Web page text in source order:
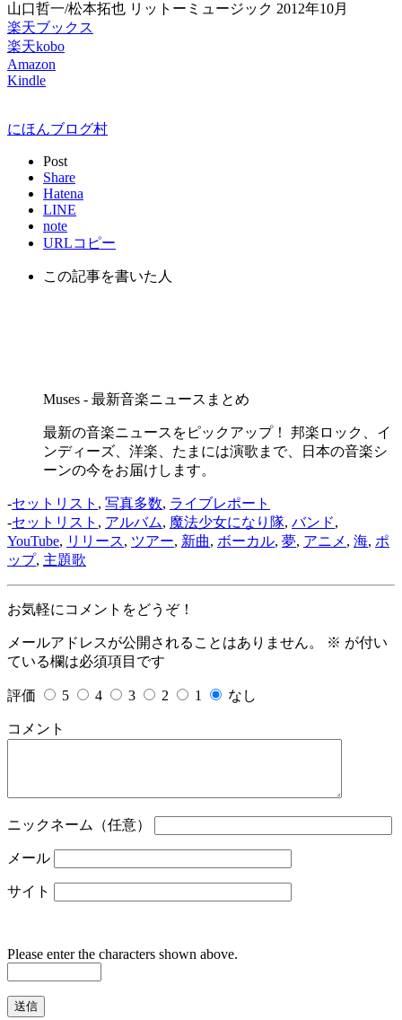
山口哲一/松本拓也 リットーミュージック 2012年10月
楽天ブックス
楽天kobo
Amazon
Kindle
にほんブログ村
Post
Share
Hatena
LINE
note
URLコピー
この記事を書いた人
Muses - 最新音楽ニュースまとめ
最新の音楽ニュースをピックアップ！ 邦楽ロック、イ
ンディーズ、洋楽、たまには演歌まで、日本の音楽シ
ーンの今をお届けします。
-セットリスト , 写真多数, ライブレポート
-セットリスト , アルバム, 魔法少女になり隊, バンド,
YouTube, リリース, ツアー, 新曲, ボーカル, 夢, アニメ , 海, ポ
ップ, 主題歌
お気軽にコメントをどうぞ！
メールアドレスが公開されることはありません。 ※ が付い
ている欄は必須項目です
評価 5 4 3 2 1 なし
コメント
ニックネーム（任意）
メール
サイト
Please enter the characters shown above.